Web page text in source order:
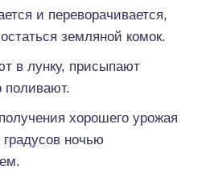
и переворачивается,
земляной комок.
в лунку, присыпают
поливают.
хорошего урожая
ночью